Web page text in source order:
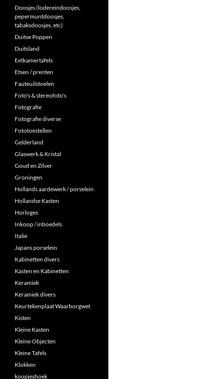
Doosjes (lodereindoosjes,
pepermuntdoosjes,
tabaksdoosjes, etc)
Duitse Poppen
Duitsland
Eetkamertafels
Etsen / prenten
Fauteuilstoelen
Foto's & stereofoto's
Fotografie
Fotografie diverse
Fototoestellen
Gelderland
Glaswerk & Kristal
Goud en Zilver
Groningen
Hollands aardewerk / porselein
Hollandse Kasten
Horloges
Inkoop / inboedels
Italie
Japans porselein
Kabinetten divers
Kasten en Kabinetten
Keramiek
Keramiek divers
Keurtekenplaat Waarborgwet
Kisten
Kleine Kasten
Kleine Objecten
Kleine Tafels
Klokken
koopjeshoek